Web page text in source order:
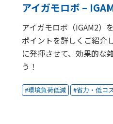
アイガモロボ –
アイガモロボ（IGAM2）
ポイントを詳しくご紹介
に発揮させて、効果的な
う！
環境負荷低減 省力・低コ